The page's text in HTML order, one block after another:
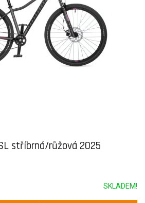
stříbrná/růžová 2025
SKLADEM!